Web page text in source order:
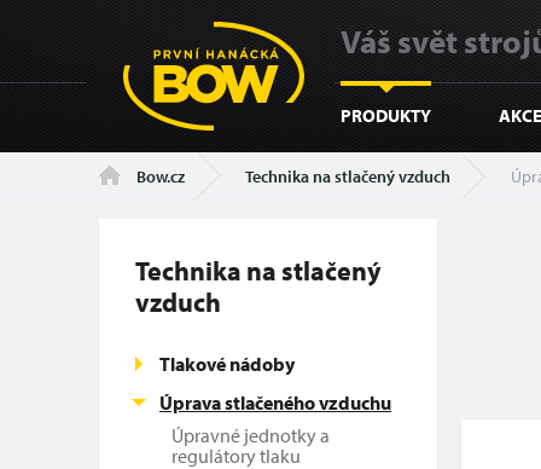
Váš svět
PRODUKTY
Bow.cz Technika na stlačený vzduch
Technika na stlačený
vzduch
Tlakové nádoby
Úprava stlačeného vzduchu
Úpravné jednotky a
regulátory tlaku